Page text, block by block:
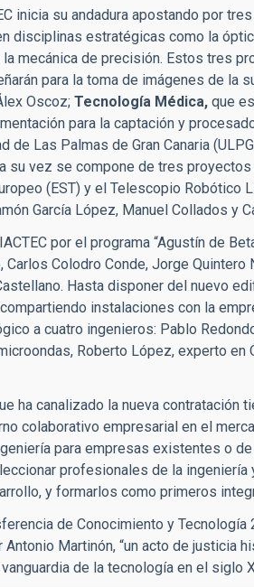
inicia su andadura apostando por
disciplinas estratégicas como la
mecánica de precisión. Estos tres
para la toma de imágenes de la
Oscoz; Tecnología Médica, que
para la captación y
Las Palmas de Gran Canaria
su vez se compone de tres
(EST) y el Telescopio Robótico
García López, Manuel Collados y
por el programa “Agustín de
Colodro Conde, Jorge Quintero
Hasta disponer del nuevo
instalaciones con la
a cuatro ingenieros: Pablo
Roberto López, experto
ha canalizado la nueva contratación
colaborativo empresarial en el
para empresas existentes o
profesionales de la ingeniería
y formarlos como primeros
de Conocimiento y
Martinón, “un acto de justicia
de la tecnología en el siglo